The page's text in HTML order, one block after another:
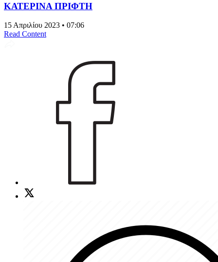
ΚΑΤΕΡΙΝΑ ΠΡΙΦΤΗ
15 Απριλίου 2023 • 07:06
Read Content